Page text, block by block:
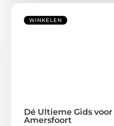
WINKELEN
Dé Ultieme Gids
Amersfoort